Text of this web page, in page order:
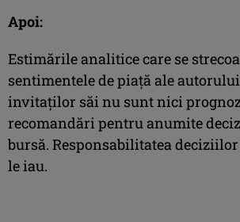
Apoi:
Estimările analitice care se
sentimentele de piaţă ale
invitaţilor săi nu sunt nici
recomandări pentru anumite
bursă. Responsabilitatea deciziilor
le iau.